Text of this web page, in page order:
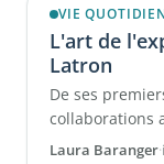
VIE
L'art de
Latron
De ses
collaborations
l'Ambassade
Laura Baranger·